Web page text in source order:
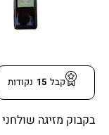
קבל 15 נקודות
בקבוק מזיגה שולחני 1 ליטר